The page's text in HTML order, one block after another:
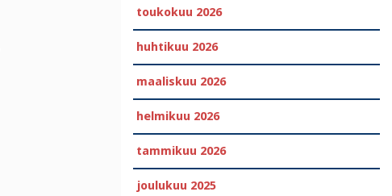
toukokuu 2026
huhtikuu 2026
maaliskuu 2026
helmikuu 2026
tammikuu 2026
joulukuu 2025